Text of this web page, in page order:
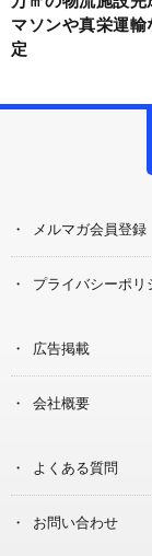
マソンや真栄運輸
定
メルマガ会員登録
プライバシーポリ
広告掲載
会社概要
よくある質問
お問い合わせ